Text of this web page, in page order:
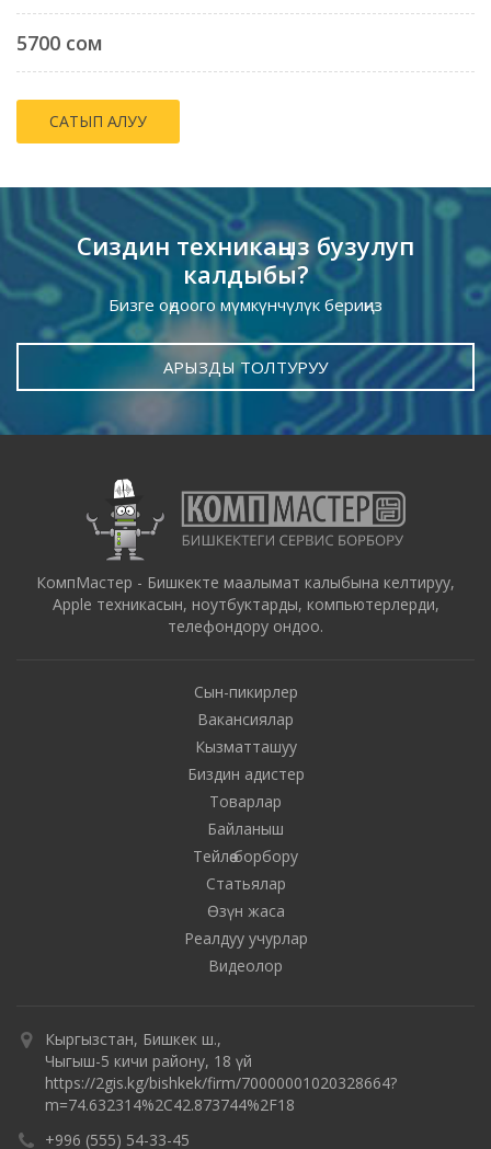
5700 сом
САТЫП АЛУУ
Сиздин техникаңыз бузулуп
калдыбы?
Бизге оңдоого мүмкүнчүлүк бериңиз
АРЫЗДЫ ТОЛТУРУУ
КомпМастер - Бишкекте маалымат калыбына келтируу,
Apple техникасын, ноутбуктарды, компьютерлерди,
телефондору ондоо.
Сын-пикирлер
Вакансиялар
Кызматташуу
Биздин адистер
Товарлар
Байланыш
Тейлөө борбору
Статьялар
Өзүн жаса
Реалдуу учурлар
Видеолор
Кыргызстан, Бишкек ш.,
Чыгыш-5 кичи району, 18 үй
https://2gis.kg/bishkek/firm/70000001020328664?
m=74.632314%2C42.873744%2F18
+996 (555) 54-33-45